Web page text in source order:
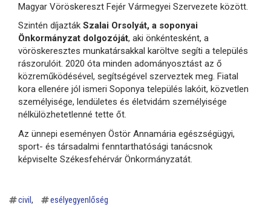
Magyar Vöröskereszt Fejér Vármegyei Szervezete között.
Szintén díjazták Szalai Orsolyát, a soponyai
Önkormányzat dolgozóját, aki önkéntesként, a
vöröskeresztes munkatársakkal karöltve segíti a település
rászorulóit. 2020 óta minden adományosztást az ő
közreműködésével, segítségével szerveztek meg. Fiatal
kora ellenére jól ismeri Soponya település lakóit, közvetlen
személyisége, lendületes és életvidám személyisége
nélkülözhetetlenné tette őt.
Az ünnepi eseményen Östör Annamária egészségügyi,
sport- és társadalmi fenntarthatósági tanácsnok
képviselte Székesfehérvár Önkormányzatát.
civil esélyegyenlőség